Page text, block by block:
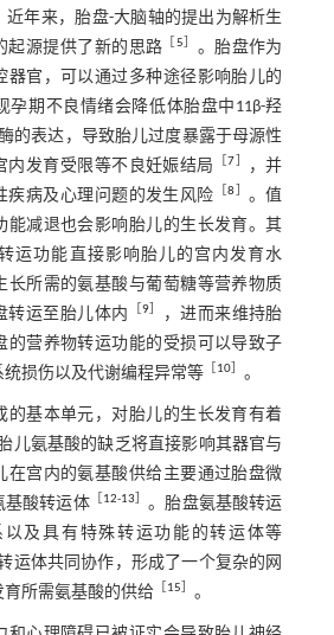
近年来，胎盘-大脑轴的提出为解析生
起源提供了新的思路 ［5］ 。胎盘作为
器官，可以通过多种途径影响胎儿的
孕期不良情绪会降低体胎盘中11β-羟
的表达，导致胎儿过度暴露于母源性
内发育受限等不良妊娠结局
［7］
，并
疾病及心理问题的发生风险 ［8］ 。值
能减退也会影响胎儿的生长发育。其
运功能直接影响胎儿的宫内发育水
长所需的氨基酸与葡萄糖等营养物质
转运至胎儿体内
［9］
，进而来维持胎
的营养物转运功能的受损可以导致子
损伤以及代谢编程异常等［10］ 。
的基本单元，对胎儿的生长发育有着
儿氨基酸的缺乏将直接影响其器官与
在宫内的氨基酸供给主要通过胎盘微
基酸转运体［12-13］ 。胎盘氨基酸转运
以及具有特殊转运功能的转运体等
运体共同协作，形成了一个复杂的网
所需氨基酸的供给［15］ 。